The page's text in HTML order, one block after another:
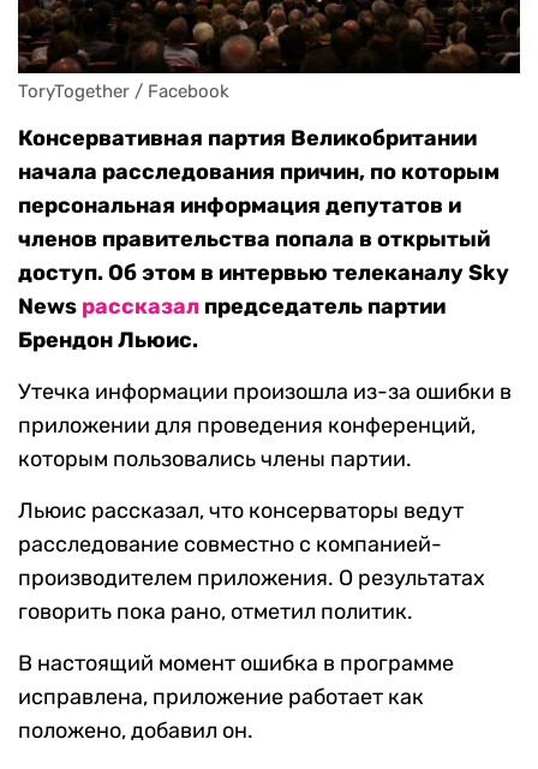
ToryTogether / Facebook
Консервативная партия Великобритании
начала расследования причин, по которым
персональная информация депутатов и
членов правительства попала в открытый
доступ. Об этом в интервью телеканалу Sky
News рассказал председатель партии
Брендон Льюис.
Утечка информации произошла из-за ошибки в
приложении для проведения конференций,
которым пользовались члены партии.
Льюис рассказал, что консерваторы ведут
расследование совместно с компанией-
производителем приложения. О результатах
говорить пока рано, отметил политик.
В настоящий момент ошибка в программе
исправлена, приложение работает как
положено, добавил он.